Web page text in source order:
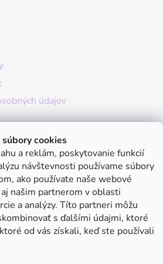
cookies
a reklám, poskytovanie funkcií
návštevnosti používame súbory
ako používate naše webové
našim partnerom v oblasti
a analýzy. Títo partneri môžu
s ďalšími údajmi, ktoré
od vás získali, keď ste používali
údajov